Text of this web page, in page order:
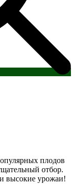
плодов
отбор.
высокие урожаи!